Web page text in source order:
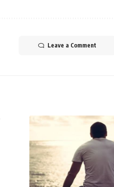
Leave a Comment